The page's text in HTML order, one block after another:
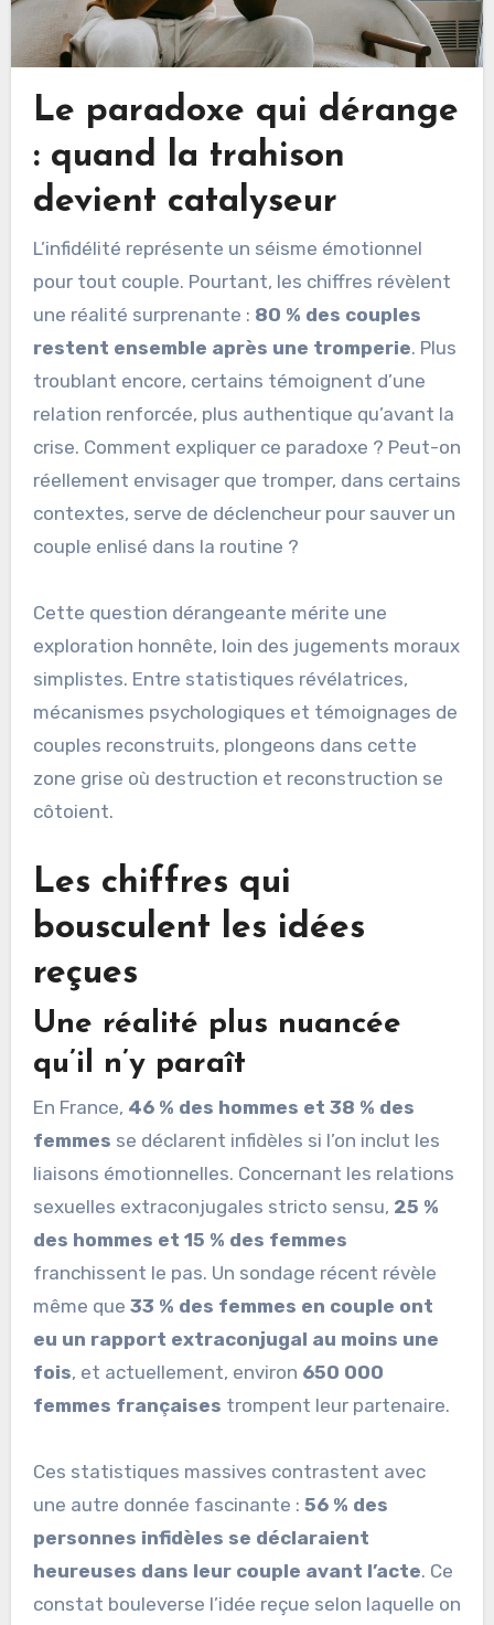
Le paradoxe qui dérange
: quand la trahison
devient catalyseur
L’infidélité représente un séisme émotionnel
pour tout couple. Pourtant, les chiffres révèlent
une réalité surprenante : 80 % des couples
restent ensemble après une tromperie. Plus
troublant encore, certains témoignent d’une
relation renforcée, plus authentique qu’avant la
crise. Comment expliquer ce paradoxe ? Peut-on
réellement envisager que tromper, dans certains
contextes, serve de déclencheur pour sauver un
couple enlisé dans la routine ?
Cette question dérangeante mérite une
exploration honnête, loin des jugements moraux
simplistes. Entre statistiques révélatrices,
mécanismes psychologiques et témoignages de
couples reconstruits, plongeons dans cette
zone grise où destruction et reconstruction se
côtoient.
Les chiffres qui
bousculent les idées
reçues
Une réalité plus nuancée
qu’il n’y paraît
En France, 46 % des hommes et 38 % des
femmes se déclarent infidèles si l’on inclut les
liaisons émotionnelles. Concernant les relations
sexuelles extraconjugales stricto sensu, 25 %
des hommes et 15 % des femmes
franchissent le pas. Un sondage récent révèle
même que 33 % des femmes en couple ont
eu un rapport extraconjugal au moins une
fois, et actuellement, environ 650 000
femmes françaises trompent leur partenaire.
Ces statistiques massives contrastent avec
une autre donnée fascinante : 56 % des
personnes infidèles se déclaraient
heureuses dans leur couple avant l’acte. Ce
constat bouleverse l’idée reçue selon laquelle on